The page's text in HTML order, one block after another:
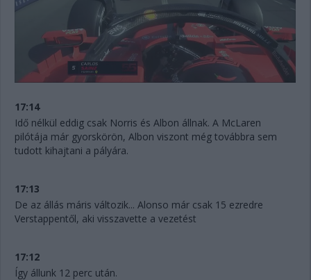
17:14
Idő nélkül eddig csak Norris és Albon állnak. A McLaren
pilótája már gyorskörön, Albon viszont még továbbra sem
tudott kihajtani a pályára.
17:13
De az állás máris változik... Alonso már csak 15 ezredre
Verstappentől, aki visszavette a vezetést
17:12
Így állunk 12 perc után.